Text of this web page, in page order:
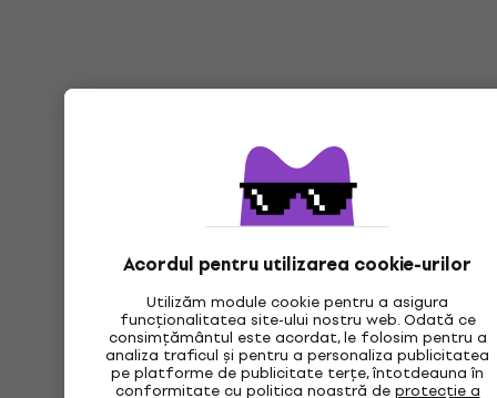
Acordul pentru utilizarea cookie-urilor
Utilizăm module cookie pentru a asigura
funcționalitatea site-ului nostru web. Odată ce
consimțământul este acordat, le folosim pentru a
analiza traficul și pentru a personaliza publicitatea
pe platforme de publicitate terțe, întotdeauna în
conformitate cu politica noastră deprotecție a